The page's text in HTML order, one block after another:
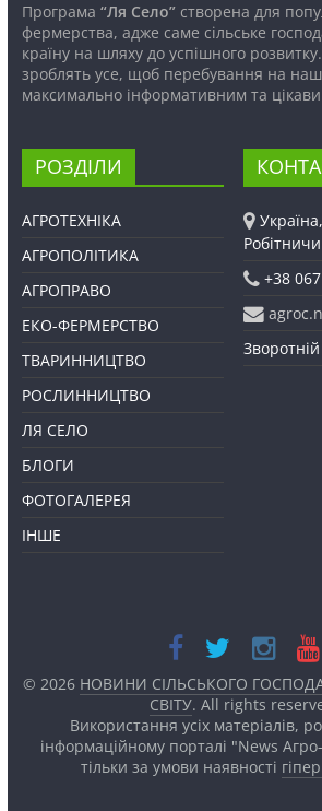
Програма “Ля Село”створена для
фермерства, адже саме сільське
країну на шляху до успішного
зроблять усе, щоб перебування на
максимально інформативним та
РОЗДІЛИ
АГРОТЕХНІКА
АГРОПОЛІТИКА
АГРОПРАВО
ЕКО-ФЕРМЕРСТВО
ТВАРИННИЦТВО
РОСЛИННИЦТВО
ЛЯ СЕЛО
БЛОГИ
ФОТОГАЛЕРЕЯ
ІНШЕ
+38
Зворотній
© 2026 НОВИНИ СІЛЬСЬКОГО
СВІТУ. All rights
Використання усіх матеріалів,
інформаційному порталі "News
тільки за умови наявності